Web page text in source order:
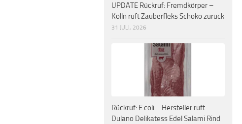
UPDATE Rückruf: Fremdkörper –
Kölln ruft Zauberfleks Schoko zurück
31 JULI, 2026
Rückruf: E.coli – Hersteller ruft
Dulano Delikatess Edel Salami Rind